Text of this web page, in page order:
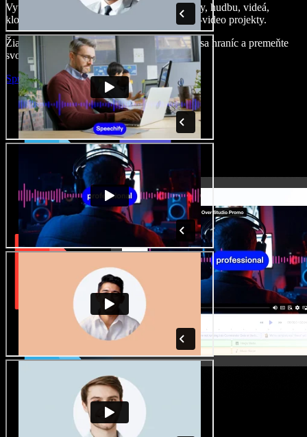
Vytvárajte dabingy, pridajte bezplatné obrázky, hudbu, videá,
klonujte svoj hlas – postavíte pôsobivé audio-video projekty.
Žiadne učenie, všetko v prehliadači – zbavte sa hraníc a premeňte
svoje nápady na realitu.
Spustiť Studio